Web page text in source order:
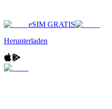
eSIM GRATIS
Herunterladen